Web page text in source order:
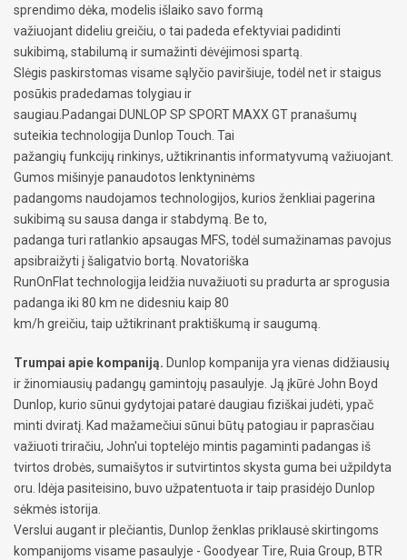
sprendimo dėka, modelis išlaiko savo formą
važiuojant dideliu greičiu, o tai padeda efektyviai padidinti
sukibimą, stabilumą ir sumažinti dėvėjimosi spartą.
Slėgis paskirstomas visame sąlyčio paviršiuje, todėl net ir staigus
posūkis pradedamas tolygiau ir
saugiau.Padangai DUNLOP SP SPORT MAXX GT pranašumų
suteikia technologija Dunlop Touch. Tai
pažangių funkcijų rinkinys, užtikrinantis informatyvumą važiuojant.
Gumos mišinyje panaudotos lenktyninėms
padangoms naudojamos technologijos, kurios ženkliai pagerina
sukibimą su sausa danga ir stabdymą. Be to,
padanga turi ratlankio apsaugas MFS, todėl sumažinamas pavojus
apsibraižyti į šaligatvio bortą. Novatoriška
RunOnFlat technologija leidžia nuvažiuoti su pradurta ar sprogusia
padanga iki 80 km ne didesniu kaip 80
km/h greičiu, taip užtikrinant praktiškumą ir saugumą.
Trumpai apie kompaniją. Dunlop kompanija yra vienas didžiausių
ir žinomiausių padangų gamintojų pasaulyje. Ją įkūrė John Boyd
Dunlop, kurio sūnui gydytojai patarė daugiau fiziškai judėti, ypač
minti dviratį. Kad mažamečiui sūnui būtų patogiau ir paprasčiau
važiuoti triračiu, John'ui toptelėjo mintis pagaminti padangas iš
tvirtos drobės, sumaišytos ir sutvirtintos skysta guma bei užpildyta
oru. Idėja pasiteisino, buvo užpatentuota ir taip prasidėjo Dunlop
sėkmės istorija.
Verslui augant ir plečiantis, Dunlop ženklas priklausė skirtingoms
kompanijoms visame pasaulyje - Goodyear Tire, Ruia Group, BTR